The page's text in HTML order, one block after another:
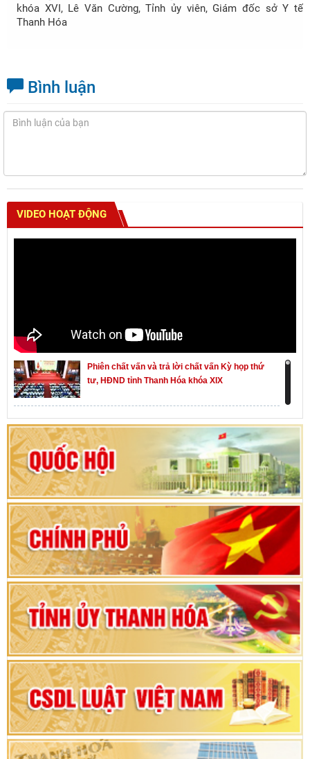
khóa XVI, Lê Văn Cường, Tỉnh ủy viên, Giám đốc sở Y tế
Thanh Hóa
Bình luận
VIDEO HOẠT ĐỘNG
Phiên chất vấn và trả lời chất vấn Kỳ họp thứ
tư, HĐND tỉnh Thanh Hóa khóa XIX
Khai mạc kỳ họp thứ Nhất, Quốc hội khóa XVI
Hướng dẫn quy trình bỏ phiếu bầu cử ĐBQH
khoá XVI và đại biểu HĐND các cấp nhiệm kỳ
2026-2031
80 năm Quốc hội Việt Nam: vì lợi ích Nhân dân,
vì sự phát triển của đất nước
Bộ Chính trị duyệt nội dung Đại hội đại biểu
Đảng bộ tỉnh Thanh Hóa lần thứ XX, nhiệm kỳ
2025 - 2030
Đại hội đại biểu Đảng bộ xã Yên Thọ lần thứ I,
nhiệm kỳ 2025 – 2030
Đại hội Đảng bộ xã Yên Ninh lần thứ nhất,
nhiệm kỳ 2025 - 2030
Khai mạc Kỳ họp bất thường lần thứ 9, Quốc
hội khóa XV